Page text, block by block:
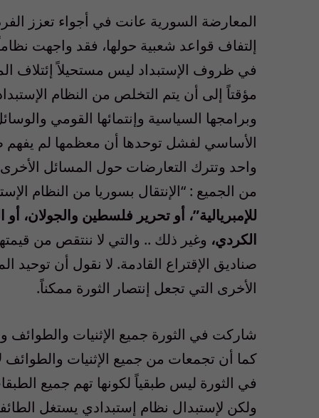
المعارضة السورية عانت في أجواء تعزز
إلتفاف قواعد شعبية حولها، فقد واجهت
في ظروف الإستبداد ليس مستحيلاً إئتلاف
مؤقتاً إلى أن يتم التخلص من النظام
وبرامجها السياسية وإنتمائها القومي
الأساسي لفشل توحدها أن معظمها لم يفهم
واحد وتترك التعارضات حول المسائل
من الجميع : “الإنتقال بسوريا من النظام
للإمبريالية”، أو تحرير فلسطين والجولان،
الكردي، وغير ذلك .. والتي لا ننتقص من
صناديق الإقتراع القادمة. لا نقول أن
الأخرى التي تجعل إنتصار الثورة ممكناً.
شاركت في الثورة جميع الإثنيات والطوائف
كما أن تجمعات من جميع الإثنيات والطوائف
في الثورة ليس طبقياً لكونها تهم جميع
ولكن لإستبدال نظام إستبدادي يستغل